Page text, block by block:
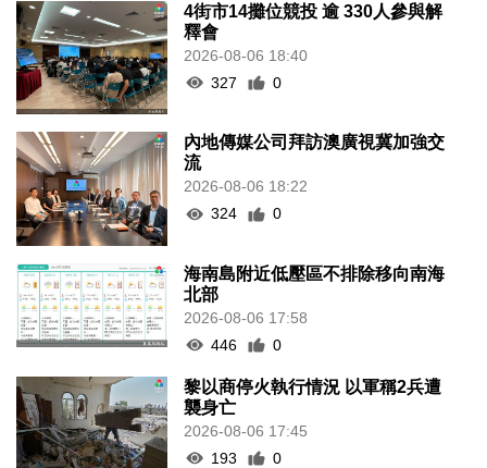
4街市14攤位競投 逾 330人參與解
釋會
2026-08-06 18:40
327
0
內地傳媒公司拜訪澳廣視冀加強交
流
2026-08-06 18:22
324
0
海南島附近低壓區不排除移向南海
北部
2026-08-06 17:58
446
0
黎以商停火執行情況 以軍稱2兵遭
襲身亡
2026-08-06 17:45
193
0